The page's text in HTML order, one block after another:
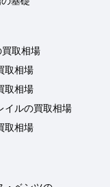
取相場
取相場
取相場
イルの買取相場
取相場